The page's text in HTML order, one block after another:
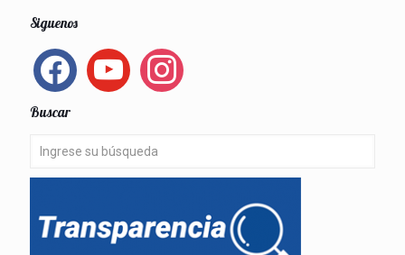
Siguenos
facebook youtube instagram
Buscar